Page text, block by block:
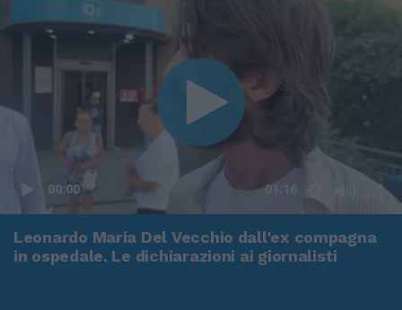
00:00 01:16
Leonardo Maria Del Vecchio dall'ex compagna
in ospedale. Le dichiarazioni ai giornalisti